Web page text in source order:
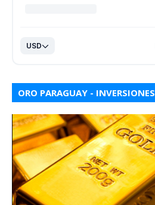
ORO PARAGUAY - INVERSIONES